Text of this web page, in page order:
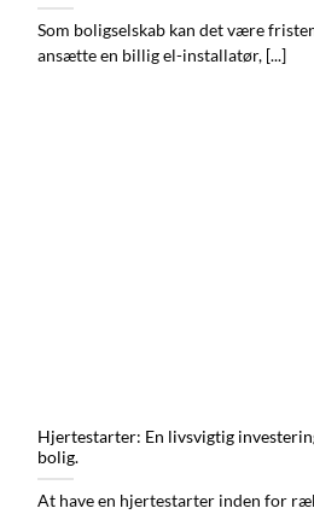
Som boligselskab kan det være
ansætte en billig el-installatør, [...]
Hjertestarter: En livsvigtig
bolig.
At have en hjertestarter inden for